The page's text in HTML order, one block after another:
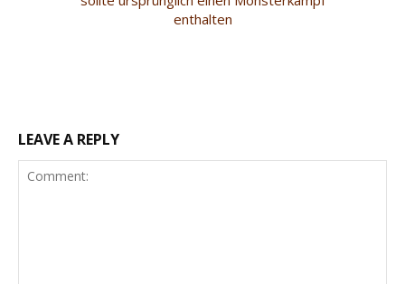
enthalten
LEAVE A REPLY